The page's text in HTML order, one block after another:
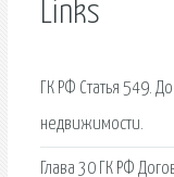
Links
ГК РФ Статья 549.
недвижимости.
Глава 30 ГК РФ